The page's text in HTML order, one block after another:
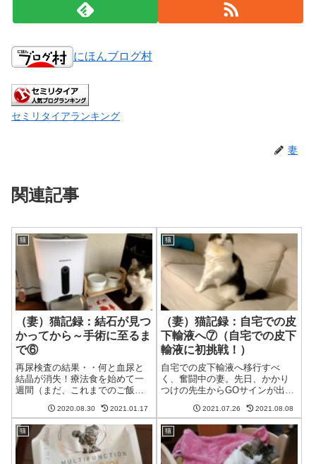
にほんブログ村
セミリタイアランキング
妻
関連記事
猫
（妻）猫記録：結石が見つ
かってから～手術に至るま
で⑥
再尿検査の結果・・何と血尿と
結晶が消失！療法食を始めて一
週間（まだ、これまでのご飯も
抗生剤も一週間飲み、さらに前
述のウロアクトも少しずつ摂っ
た結果・・何と、今回は血尿も
結晶も見られませんでした！ま
ずは一安心。ご飯...
2020.08.30 2021.01.17
猫
（妻）猫記録：自宅での皮
下輸液へ⑦（自宅での皮下
輸液に初挑戦！）
自宅での皮下輸液へ移行すべ
く、奮闘中の妻。先日、かかり
つけの先生からGOサインが出
へ移行できることとなりまし
た。これまでの流れは、以下の
とおりです。 ⇒自宅での皮下
輸液へ①（皮下輸液に必要なも
の）：7/23に価格...
2021.07.26 2021.08.08
猫 猫